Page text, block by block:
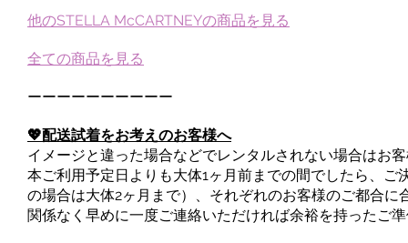
他のSTELLA McCARTNEYの商品を見る
全ての商品を見る
ーーーーーーーーーー
💖配送試着をお考えのお客様へ
イメージと違った場合などでレンタルされない場合はお
本ご利用予定日よりも大体1ヶ月前までの間でしたら、
の場合は大体2ヶ月まで）、それぞれのお客様のご都合
関係なく早めに一度ご連絡いただければ余裕を持ったご